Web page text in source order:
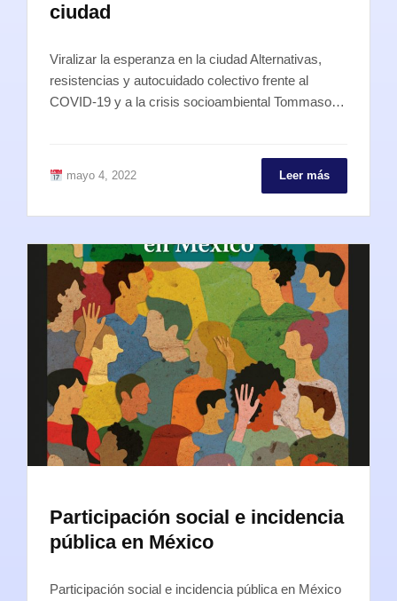
ciudad
Viralizar la esperanza en la ciudad Alternativas,
resistencias y autocuidado colectivo frente al
COVID-19 y a la crisis socioambiental Tommaso…
mayo 4, 2022 Leer más
Participación social e incidencia
pública en México
Participación social e incidencia pública en México